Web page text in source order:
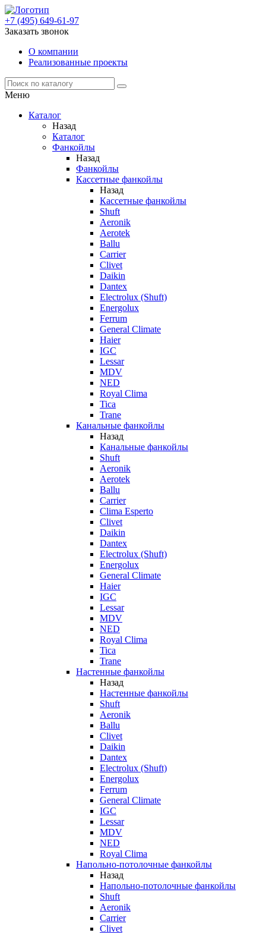
+7 (495) 649-61-97
Заказать звонок
О компании
Реализованные проекты
Меню
Каталог
Назад
Каталог
Фанкойлы
Назад
Фанкойлы
Кассетные фанкойлы
Назад
Кассетные фанкойлы
Shuft
Aeronik
Aerotek
Ballu
Carrier
Clivet
Daikin
Dantex
Electrolux (Shuft)
Energolux
Ferrum
General Climate
Haier
IGC
Lessar
MDV
NED
Royal Clima
Tica
Trane
Канальные фанкойлы
Назад
Канальные фанкойлы
Shuft
Aeronik
Aerotek
Ballu
Carrier
Clima Esperto
Clivet
Daikin
Dantex
Electrolux (Shuft)
Energolux
General Climate
Haier
IGC
Lessar
MDV
NED
Royal Clima
Tica
Trane
Настенные фанкойлы
Назад
Настенные фанкойлы
Shuft
Aeronik
Ballu
Clivet
Daikin
Dantex
Electrolux (Shuft)
Energolux
Ferrum
General Climate
IGC
Lessar
MDV
NED
Royal Clima
Напольно-потолочные фанкойлы
Назад
Напольно-потолочные фанкойлы
Shuft
Aeronik
Carrier
Clivet